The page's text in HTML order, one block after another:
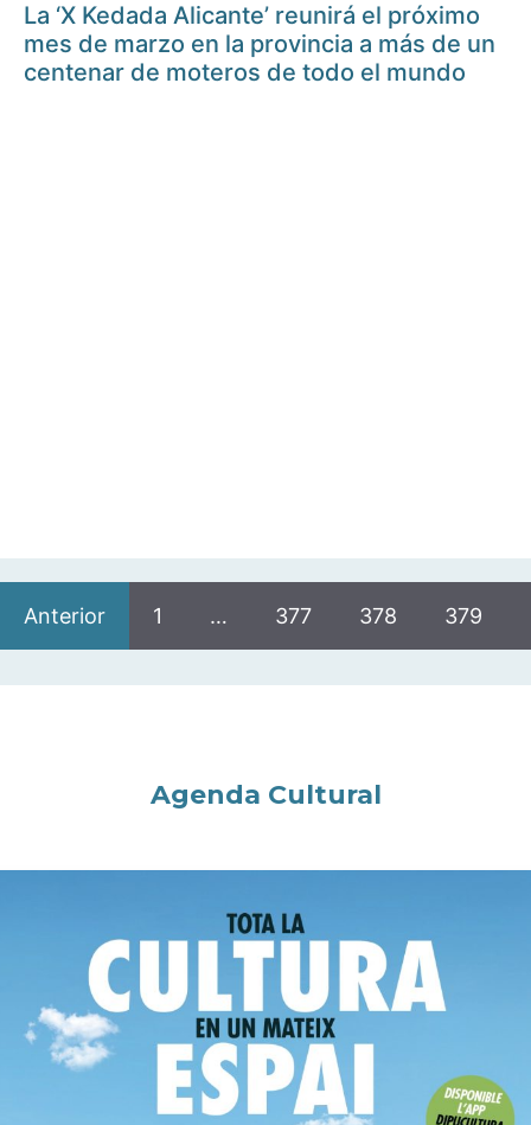
La ‘X Kedada Alicante’ reunirá el próximo
mes de marzo en la provincia a más de un
centenar de moteros de todo el mundo
Anterior 1 … 377 378 379
Agenda Cultural